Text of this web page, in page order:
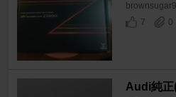
7
0
Audi純正